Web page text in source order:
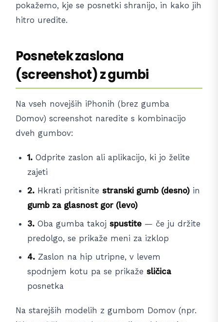
pokažemo, kje se posnetki shranijo, in kako jih
hitro uredite.
Posnetek zaslona
(screenshot) z gumbi
Na vseh novejših iPhonih (brez gumba
Domov) screenshot naredite s kombinacijo
dveh gumbov:
1. Odprite zaslon ali aplikacijo, ki jo želite
zajeti
2. Hkrati pritisnite stranski gumb (desno) in
gumb za glasnost gor (levo)
3. Oba gumba takoj spustite — če ju držite
predolgo, se prikaže meni za izklop
4. Zaslon na hip utripne, v levem
spodnjem kotu pa se prikaže sličica
posnetka
Na starejših modelih z gumbom Domov (npr.